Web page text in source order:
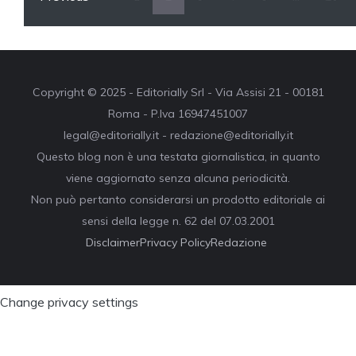
Copyright © 2025 - Editorially Srl - Via Assisi 21 - 00181
Roma - P.Iva 16947451007
legal@editorially.it - redazione@editorially.it
Questo blog non è una testata giornalistica, in quanto
viene aggiornato senza alcuna periodicità.
Non può pertanto considerarsi un prodotto editoriale ai
sensi della legge n. 62 del 07.03.2001
DisclaimerPrivacy PolicyRedazione
Change privacy settings